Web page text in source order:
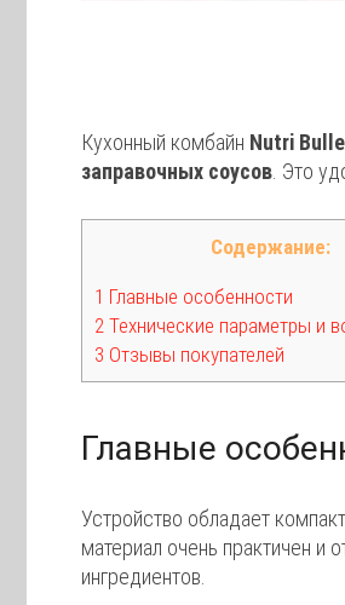
Кухонный комбайн Nutri
заправочных соусов . Это
Содержание:
1 Главные особенности
2 Технические параметры и
3 Отзывы покупателей
Главные
Устройство обладает
материал очень практичен и
ингредиентов.